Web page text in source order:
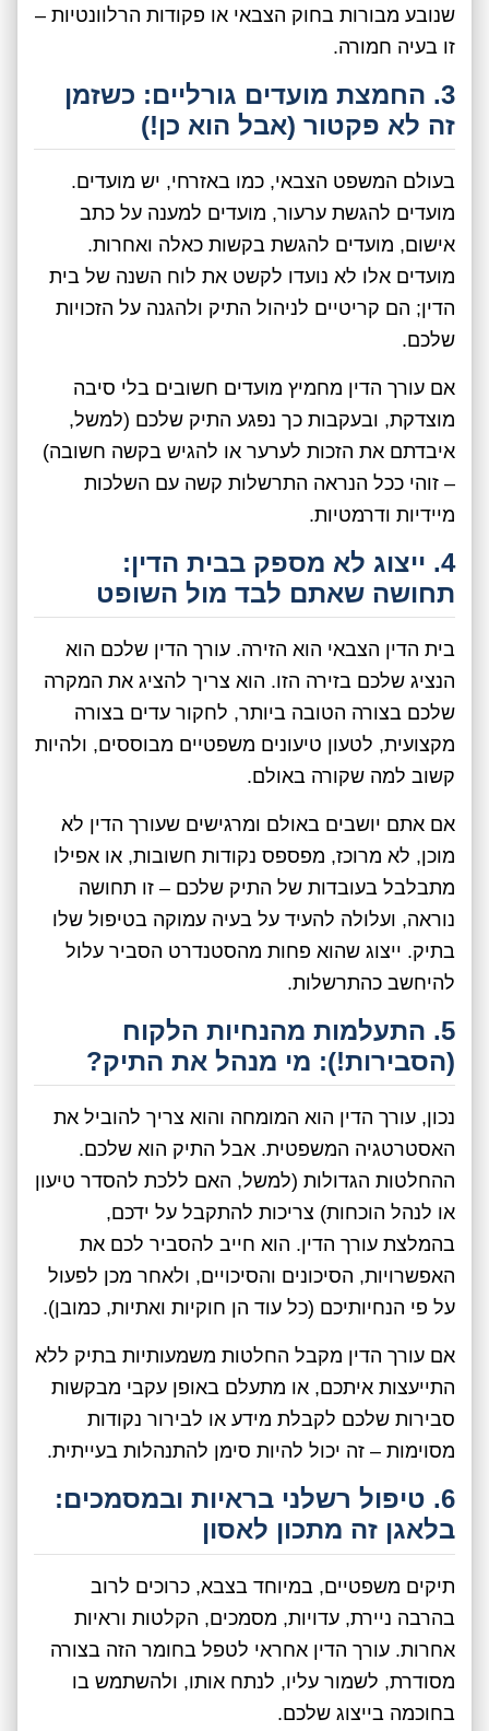
שנובע מבורות בחוק הצבאי או פקודות הרלוונטיות –
זו בעיה חמורה.
3. החמצת מועדים גורליים: כשזמן
זה לא פקטור (אבל הוא כן!)
בעולם המשפט הצבאי, כמו באזרחי, יש מועדים.
מועדים להגשת ערעור, מועדים למענה על כתב
אישום, מועדים להגשת בקשות כאלה ואחרות.
מועדים אלו לא נועדו לקשט את לוח השנה של בית
הדין; הם קריטיים לניהול התיק ולהגנה על הזכויות
שלכם.
אם עורך הדין מחמיץ מועדים חשובים בלי סיבה
מוצדקת, ובעקבות כך נפגע התיק שלכם (למשל,
איבדתם את הזכות לערער או להגיש בקשה חשובה)
– זוהי ככל הנראה התרשלות קשה עם השלכות
מיידיות ודרמטיות.
4. ייצוג לא מספק בבית הדין:
תחושה שאתם לבד מול השופט
בית הדין הצבאי הוא הזירה. עורך הדין שלכם הוא
הנציג שלכם בזירה הזו. הוא צריך להציג את המקרה
שלכם בצורה הטובה ביותר, לחקור עדים בצורה
מקצועית, לטעון טיעונים משפטיים מבוססים, ולהיות
קשוב למה שקורה באולם.
אם אתם יושבים באולם ומרגישים שעורך הדין לא
מוכן, לא מרוכז, מפספס נקודות חשובות, או אפילו
מתבלבל בעובדות של התיק שלכם – זו תחושה
נוראה, ועלולה להעיד על בעיה עמוקה בטיפול שלו
בתיק. ייצוג שהוא פחות מהסטנדרט הסביר עלול
להיחשב כהתרשלות.
5. התעלמות מהנחיות הלקוח
(הסבירות!): מי מנהל את התיק?
נכון, עורך הדין הוא המומחה והוא צריך להוביל את
האסטרטגיה המשפטית. אבל התיק הוא שלכם.
ההחלטות הגדולות (למשל, האם ללכת להסדר טיעון
או לנהל הוכחות) צריכות להתקבל על ידכם,
בהמלצת עורך הדין. הוא חייב להסביר לכם את
האפשרויות, הסיכונים והסיכויים, ולאחר מכן לפעול
על פי הנחיותיכם (כל עוד הן חוקיות ואתיות, כמובן).
אם עורך הדין מקבל החלטות משמעותיות בתיק ללא
התייעצות איתכם, או מתעלם באופן עקבי מבקשות
סבירות שלכם לקבלת מידע או לבירור נקודות
מסוימות – זה יכול להיות סימן להתנהלות בעייתית.
6. טיפול רשלני בראיות ובמסמכים:
בלאגן זה מתכון לאסון
תיקים משפטיים, במיוחד בצבא, כרוכים לרוב
בהרבה ניירת, עדויות, מסמכים, הקלטות וראיות
אחרות. עורך הדין אחראי לטפל בחומר הזה בצורה
מסודרת, לשמור עליו, לנתח אותו, ולהשתמש בו
בחוכמה בייצוג שלכם.